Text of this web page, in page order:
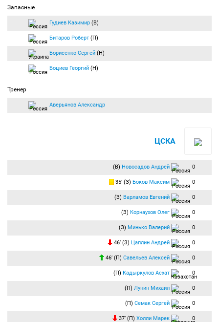
Запасные
Гудиев Казимир (В)
Битаров Роберт (П)
Борисенко Сергей (Н)
Боциев Георгий (Н)
Тренер
Аверьянов Александр
ЦСКА
(В) Новосадов Андрей 0
35′ (З) Боков Максим 0
(З) Варламов Евгений 0
(З) Корнаухов Олег 0
(З) Минько Валерий 0
46′ (З) Цаплин Андрей 0
46′ (П) Савельев Алексей 0
(П) Кадыркулов Асхат 0
(П) Лунин Михаил 0
(П) Семак Сергей 0
37′ (П) Холли Марек 0